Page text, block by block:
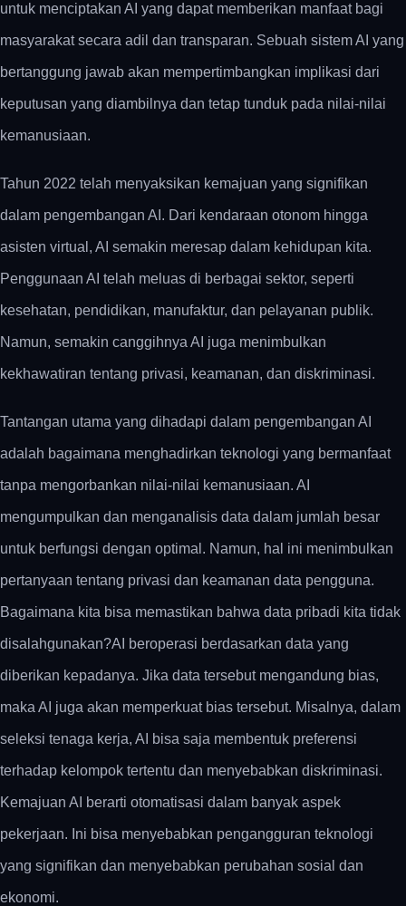
untuk menciptakan AI yang dapat memberikan manfaat bagi
masyarakat secara adil dan transparan. Sebuah sistem AI yang
bertanggung jawab akan mempertimbangkan implikasi dari
keputusan yang diambilnya dan tetap tunduk pada nilai-nilai
kemanusiaan.
Tahun 2022 telah menyaksikan kemajuan yang signifikan
dalam pengembangan AI. Dari kendaraan otonom hingga
asisten virtual, AI semakin meresap dalam kehidupan kita.
Penggunaan AI telah meluas di berbagai sektor, seperti
kesehatan, pendidikan, manufaktur, dan pelayanan publik.
Namun, semakin canggihnya AI juga menimbulkan
kekhawatiran tentang privasi, keamanan, dan diskriminasi.
Tantangan utama yang dihadapi dalam pengembangan AI
adalah bagaimana menghadirkan teknologi yang bermanfaat
tanpa mengorbankan nilai-nilai kemanusiaan. AI
mengumpulkan dan menganalisis data dalam jumlah besar
untuk berfungsi dengan optimal. Namun, hal ini menimbulkan
pertanyaan tentang privasi dan keamanan data pengguna.
Bagaimana kita bisa memastikan bahwa data pribadi kita tidak
disalahgunakan?AI beroperasi berdasarkan data yang
diberikan kepadanya. Jika data tersebut mengandung bias,
maka AI juga akan memperkuat bias tersebut. Misalnya, dalam
seleksi tenaga kerja, AI bisa saja membentuk preferensi
terhadap kelompok tertentu dan menyebabkan diskriminasi.
Kemajuan AI berarti otomatisasi dalam banyak aspek
pekerjaan. Ini bisa menyebabkan pengangguran teknologi
yang signifikan dan menyebabkan perubahan sosial dan
ekonomi.